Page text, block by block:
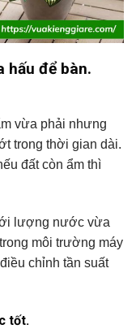
hấu để bàn.
vừa phải nhưng
trong thời gian dài.
đất còn ẩm thì
lượng nước vừa
môi trường máy
chỉnh tần suất
tốt.